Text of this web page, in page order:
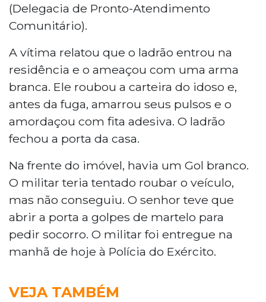
(Delegacia de Pronto-Atendimento
Comunitário).
A vítima relatou que o ladrão entrou na
residência e o ameaçou com uma arma
branca. Ele roubou a carteira do idoso e,
antes da fuga, amarrou seus pulsos e o
amordaçou com fita adesiva. O ladrão
fechou a porta da casa.
Na frente do imóvel, havia um Gol branco.
O militar teria tentado roubar o veículo,
mas não conseguiu. O senhor teve que
abrir a porta a golpes de martelo para
pedir socorro. O militar foi entregue na
manhã de hoje à Polícia do Exército.
VEJA TAMBÉM